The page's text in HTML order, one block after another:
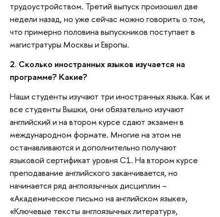
трудоустройством. Третий выпуск произошел две
недели назад, но уже сейчас можно говорить о том,
что примерно половина выпускников поступает в
магистратуры Москвы и Европы.
2. Сколько иностранных языков изучается на
программе? Какие?
Наши студенты изучают три иностранных языка. Как и
все студенты Вышки, они обязательно изучают
английский и на втором курсе сдают экзамен в
международном формате. Многие на этом не
останавливаются и дополнительно получают
языковой сертификат уровня С1. На втором курсе
преподавание английского заканчивается, но
начинается ряд англоязычных дисциплин –
«Академическое письмо на английском языке»,
«Ключевые тексты англоязычных литератур»,